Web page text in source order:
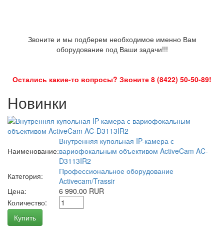
Звоните и мы подберем необходимое именно Вам
оборудование под Ваши задачи!!!
Остались какие-то вопросы? Звоните 8 (8422) 50-50-89!
Новинки
Наименование:
Внутренняя купольная IP-камера с
вариофокальным объективом ActiveCam AC-
D3113IR2
Категория:
Профессиональное оборудование
Activecam/Trassir
Цена:
6 990.00 RUR
Количество:
Купить